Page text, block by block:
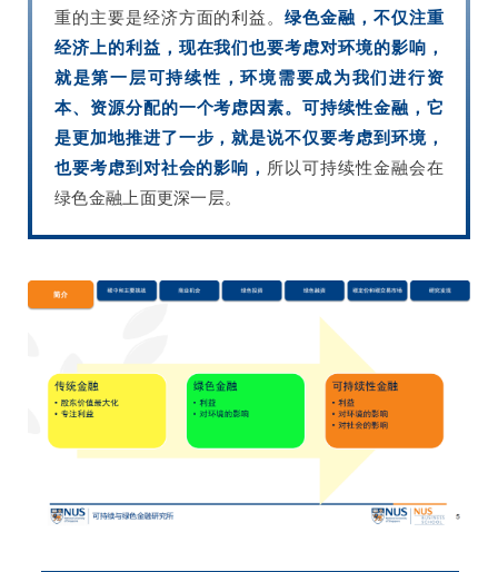
重的主要是经济方面的利益。绿色金融，不仅注重
经济上的利益，现在我们也要考虑对环境的影响，
就是第一层可持续性，环境需要成为我们进行资
本、资源分配的一个考虑因素。可持续性金融，它
是更加地推进了一步，就是说不仅要考虑到环境，
也要考虑到对社会的影响， 所以可持续性金融会在
绿色金融上面更深一层。